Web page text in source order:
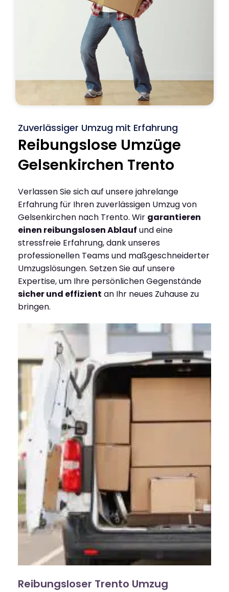
Zuverlässiger Umzug mit Erfahrung
Reibungslose Umzüge
Gelsenkirchen Trento
Verlassen Sie sich auf unsere jahrelange
Erfahrung für Ihren zuverlässigen Umzug von
Gelsenkirchen nach Trento. Wir garantieren
einen reibungslosen Ablauf und eine
stressfreie Erfahrung, dank unseres
professionellen Teams und maßgeschneiderter
Umzugslösungen. Setzen Sie auf unsere
Expertise, um Ihre persönlichen Gegenstände
sicher und effizient an Ihr neues Zuhause zu
bringen.
Reibungsloser Trento Umzug